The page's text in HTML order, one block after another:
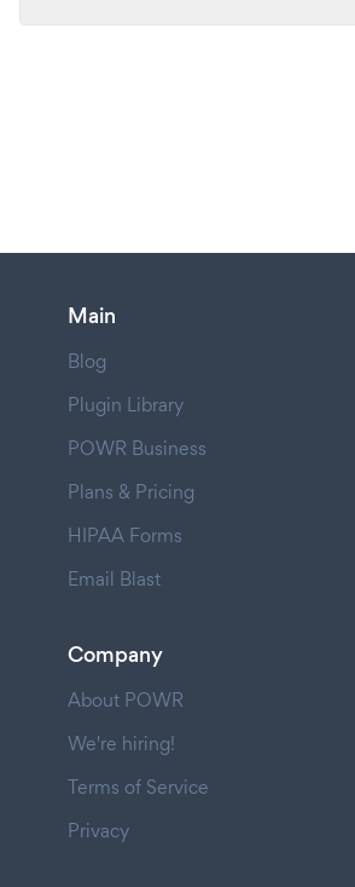
Main
Blog
Plugin Library
POWR Business
Plans & Pricing
HIPAA Forms
Email Blast
Company
About POWR
We're hiring!
Terms of Service
Privacy